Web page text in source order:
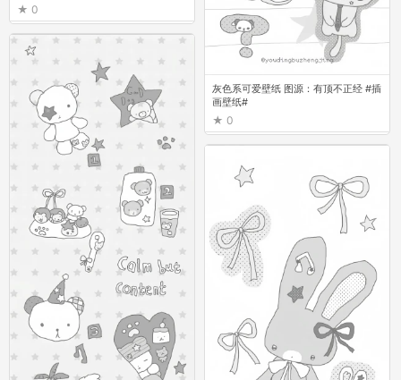
0
灰色系可爱壁纸 图源：有顶不正经 #插
画壁纸#
0